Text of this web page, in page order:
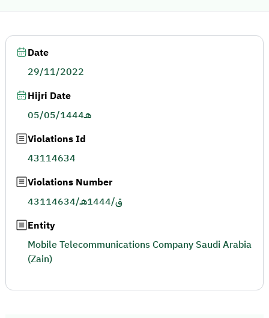
Date
29/11/2022
Hijri Date
05/05/1444هـ
Violations Id
43114634
Violations Number
43114634/ق/1444هـ
Entity
Mobile Telecommunications Company Saudi Arabia
(Zain)